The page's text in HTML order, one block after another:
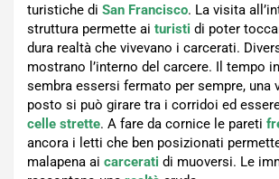
turistiche di San Francisco. La visita
struttura permette ai turisti di poter
dura realtà che vivevano i carcerati.
mostrano l’interno del carcere. Il tempo
sembra essersi fermato per sempre, una
posto si può girare tra i corridoi ed
celle strette. A fare da cornice le pareti
ancora i letti che ben posizionati
malapena ai carcerati di muoversi. Le